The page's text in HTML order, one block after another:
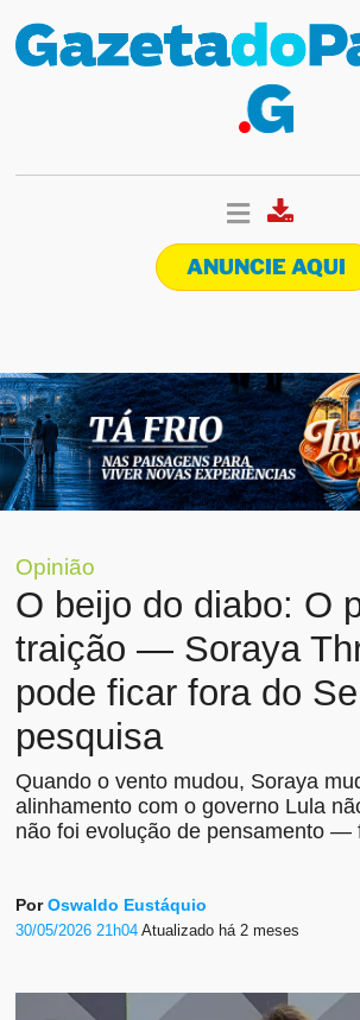
ANUNCIE AQUI
Opinião
O beijo do diabo: O
traição — Soraya
pode ficar fora do
pesquisa
Quando o vento mudou, Soraya
alinhamento com o governo Lula
não foi evolução de pensamento —
PorOswaldo Eustáquio
30/05/2026 21h04Atualizado há 2 meses